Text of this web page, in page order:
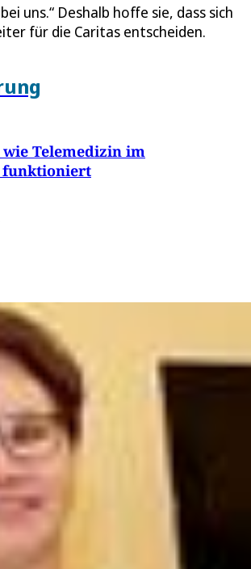
uns.“ Deshalb hoffe sie, dass sich
für die Caritas entscheiden.
Telemedizin im
funktioniert